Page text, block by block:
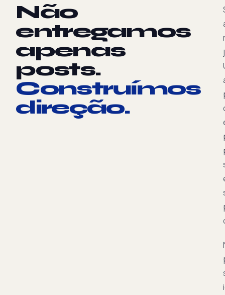
Não
entregamos
apenas
posts.
Construímos
direção.